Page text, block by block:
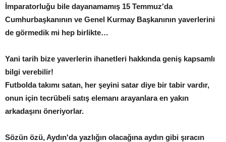
İmparatorluğu bile dayanamamış 15 Temmuz'da
Cumhurbaşkanının ve Genel Kurmay Başkanının yaverlerini
de görmedik mi hep birlikte…
Yani tarih bize yaverlerin ihanetleri hakkında geniş kapsamlı
bilgi verebilir!
Futbolda takımı satan, her şeyini satar diye bir tabir vardır,
onun için tecrübeli satış elemanı arayanlara en yakın
arkadaşını öneriyorlar.
Sözün özü, Aydın'da yazlığın olacağına aydın gibi şıracın